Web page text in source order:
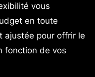
vous
en toute
ajustée pour offrir le
fonction de vos